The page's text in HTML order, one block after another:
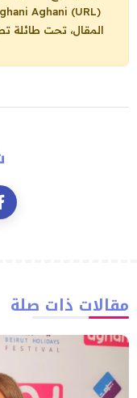
Aghani (URL)
المقال، تحت طائلة
مقالات ذات صلة